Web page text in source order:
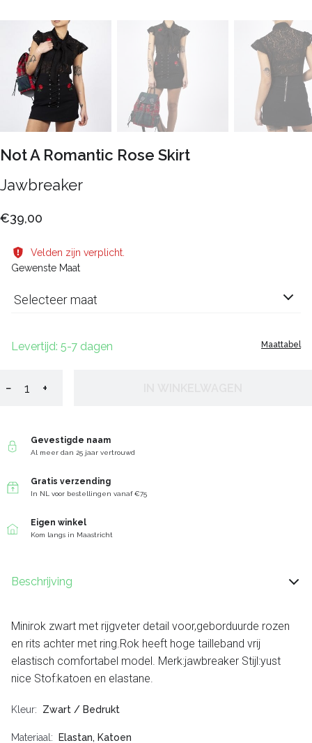
Not A Romantic Rose Skirt
Jawbreaker
€39,00
Velden zijn verplicht.
Gewenste Maat
Selecteer maat
Maattabel
Levertijd: 5-7 dagen
− +
Gevestigde naam
Al meer dan 25 jaar vertrouwd
Gratis verzending
In NL voor bestellingen vanaf €75
Eigen winkel
Kom langs in Maastricht
Beschrijving
Minirok zwart met rijgveter detail voor,geborduurde rozen
en rits achter met ring.Rok heeft hoge tailleband vrij
elastisch comfortabel model. Merk:jawbreaker Stijl:yust
nice Stof:katoen en elastane.
Kleur Zwart / Bedrukt
Materiaal Elastan, Katoen